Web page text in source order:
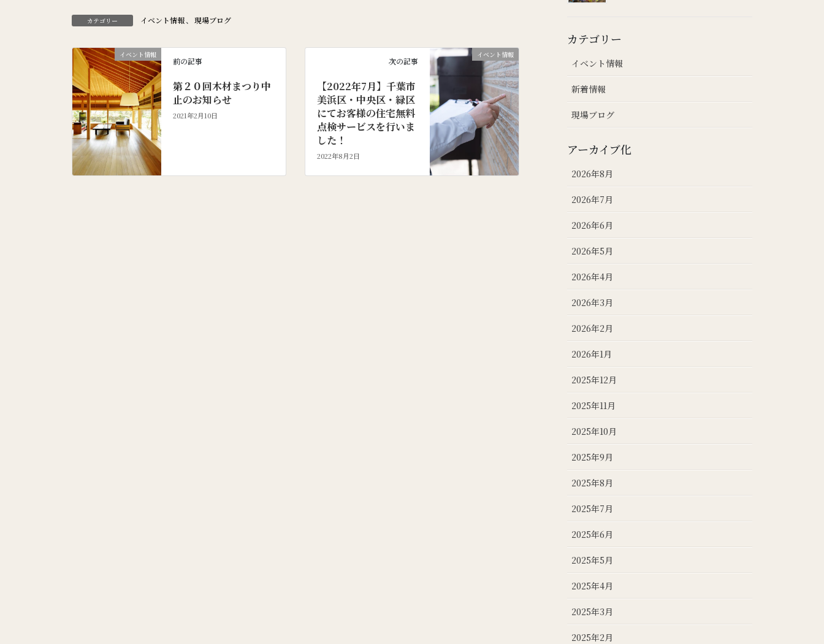
カテゴリー イベント情報、 現場ブログ
イベント情報
前の記事
第２０回木材まつり中
止のお知らせ
2021年2月10日
イベント情報
次の記事
【2022年7月】千葉市
美浜区・中央区・緑区
にてお客様の住宅無料
点検サービスを行いま
した！
2022年8月2日
カテゴリー
イベント情報
新着情報
現場ブログ
アーカイブ化
2026年8月
2026年7月
2026年6月
2026年5月
2026年4月
2026年3月
2026年2月
2026年1月
2025年12月
2025年11月
2025年10月
2025年9月
2025年8月
2025年7月
2025年6月
2025年5月
2025年4月
2025年3月
2025年2月